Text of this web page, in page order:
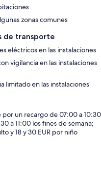
zonas comunes
de transporte
eléctricos en las instalaciones
vigilancia en las instalaciones
limitado en las instalaciones
un recargo de 07:00 a 10:30
a 11:00 los fines de semana;
y 18 y 30 EUR por niño